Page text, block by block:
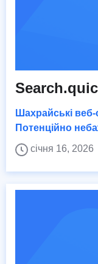
Шахрайські веб-
Потенційно
січня 16, 2026